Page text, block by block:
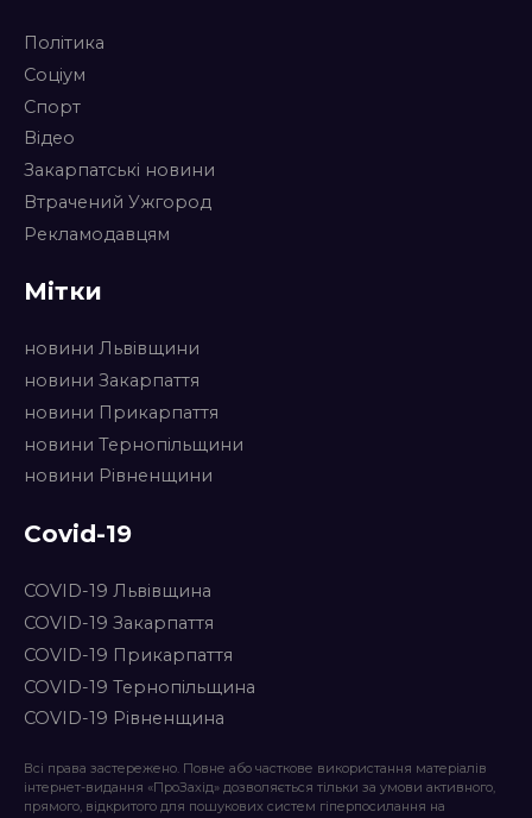
Політика
Соціум
Спорт
Відео
Закарпатські новини
Втрачений Ужгород
Рекламодавцям
Мітки
новини Львівщини
новини Закарпаття
новини Прикарпаття
новини Тернопільщини
новини Рівненщини
Covid-19
COVID-19 Львівщина
COVID-19 Закарпаття
COVID-19 Прикарпаття
COVID-19 Тернопільщина
COVID-19 Рівненщина
Всі права застережено. Повне або часткове використання матеріалів
інтернет-видання «ПроЗахід» дозволяється тільки за умови активного,
прямого, відкритого для пошукових систем гіперпосилання на